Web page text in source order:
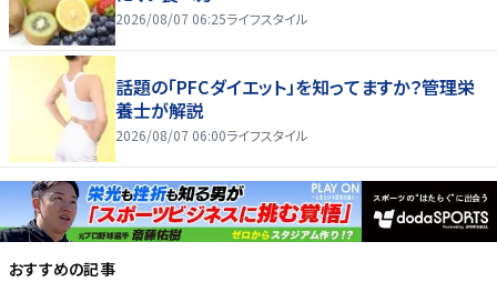
2026/08/07 06:25ライフスタイル
話題の「PFCダイエット」を知ってますか？管理栄
養士が解説
2026/08/07 06:00ライフスタイル
おすすめの記事